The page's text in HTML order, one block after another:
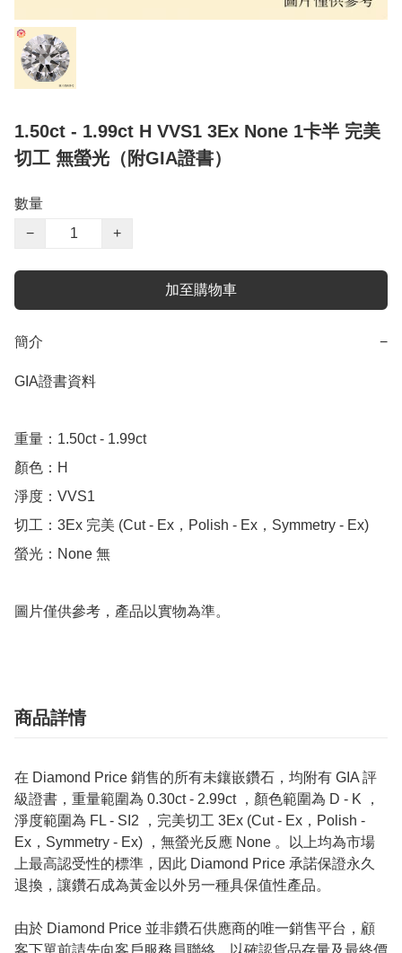
1.50ct - 1.99ct H VVS1 3Ex None 1卡半 完美
切工 無螢光（附GIA證書）
數量
−
+
加至購物車
簡介 −
GIA證書資料
重量：1.50ct - 1.99ct
顏色：H
淨度：VVS1
切工：3Ex 完美 (Cut - Ex，Polish - Ex，Symmetry - Ex)
螢光：None 無
圖片僅供參考，產品以實物為準。
商品詳情
在 Diamond Price 銷售的所有未鑲嵌鑽石，均附有 GIA 評
級證書，重量範圍為 0.30ct - 2.99ct ，顏色範圍為 D - K ，
淨度範圍為 FL - SI2 ，完美切工 3Ex (Cut - Ex，Polish -
Ex，Symmetry - Ex) ，無螢光反應 None 。以上均為市場
上最高認受性的標準，因此 Diamond Price 承諾保證永久
退換，讓鑽石成為黃金以外另一種具保值性產品。
由於 Diamond Price 並非鑽石供應商的唯一銷售平台，顧